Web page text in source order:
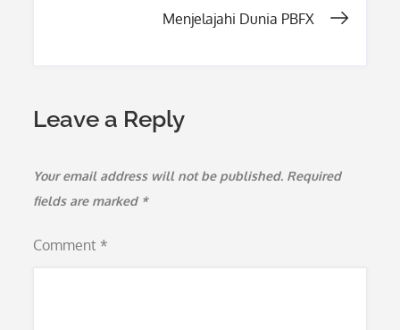
Menjelajahi Dunia PBFX
Leave a Reply
Your email address will not be published. Required
fields are marked *
Comment *